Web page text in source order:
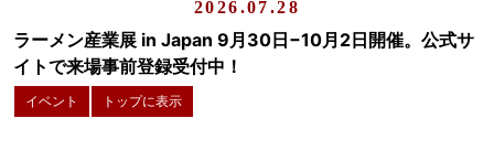
2026.07.28
ラーメン産業展 in Japan 9月30日−10月2日開催。公式サ
イトで来場事前登録受付中！
イベント トップに表示